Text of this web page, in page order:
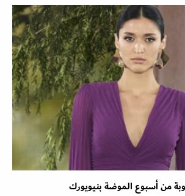
من أسبوع الموضة بنيويورك